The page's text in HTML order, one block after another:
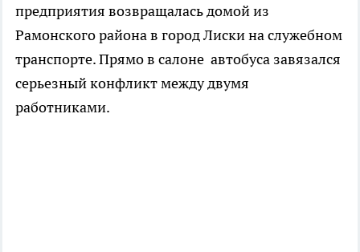
предприятия возвращалась домой из
Рамонского района в город Лиски на служебном
транспорте. Прямо в салоне автобуса завязался
серьезный конфликт между двумя
работниками.